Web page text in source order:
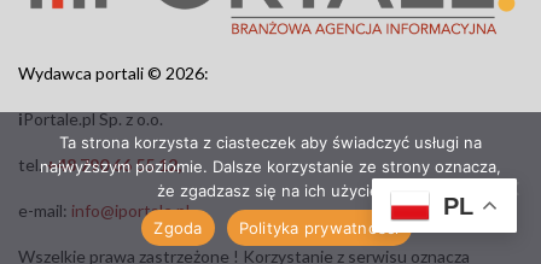
Wydawca portali © 2026:
iPortale.pl Sp. z o.o.
tel.+48 790 66 55 12,
e-mail: info@iportale.pl
Wszelkie prawa zastrzeżone ! Korzystanie z serwisu oznacza
PL
Ta strona korzysta z ciasteczek aby świadczyć usługi na
najwyższym poziomie. Dalsze korzystanie ze strony oznacza,
że zgadzasz się na ich użycie.
Zgoda
Polityka prywatności